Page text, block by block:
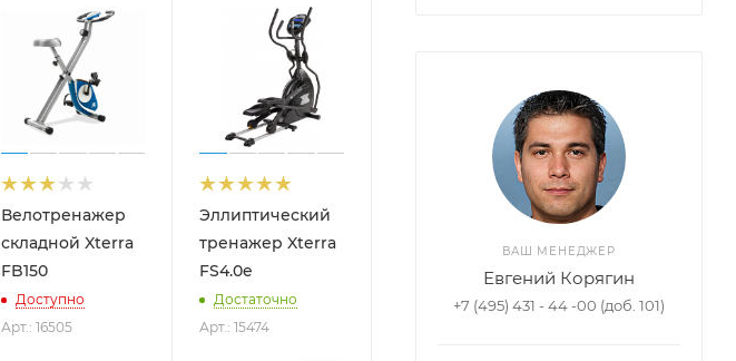
Велотренажер
складной Xterra
FB150
Доступно
Арт.: 16505
Эллиптический
тренажер Xterra
FS4.0e
Достаточно
Арт.: 15474
ВАШ МЕНЕДЖЕР
Евгений Корягин
+7 (495) 431 - 44 -00 (доб. 101)